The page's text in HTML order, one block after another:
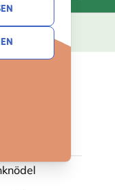
ANGEBOTE